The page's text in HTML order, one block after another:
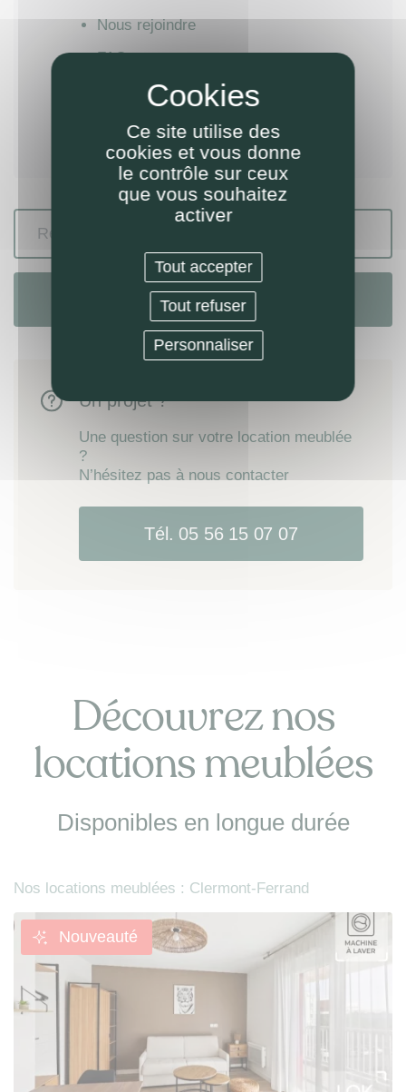
Nous rejoindre
FAQ
FAQ Propriétaires
FAQ locataires
Rechercher
Un projet ?
Une question sur votre location meublée
?
N’hésitez pas à nous contacter
Tél. 05 56 15 07 07
Découvrez nos
locations meublées
Disponibles en longue durée
Nos locations meublées : Clermont-Ferrand
Nouveauté
Ce site utilise des
cookies et vous donne
le contrôle sur ceux
que vous souhaitez
activer
Tout accepter
Tout refuser
Personnaliser